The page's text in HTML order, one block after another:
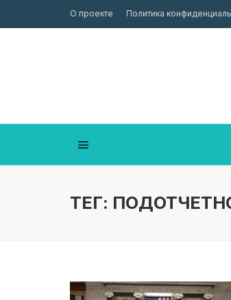
О проекте Политика
ТЕГ: